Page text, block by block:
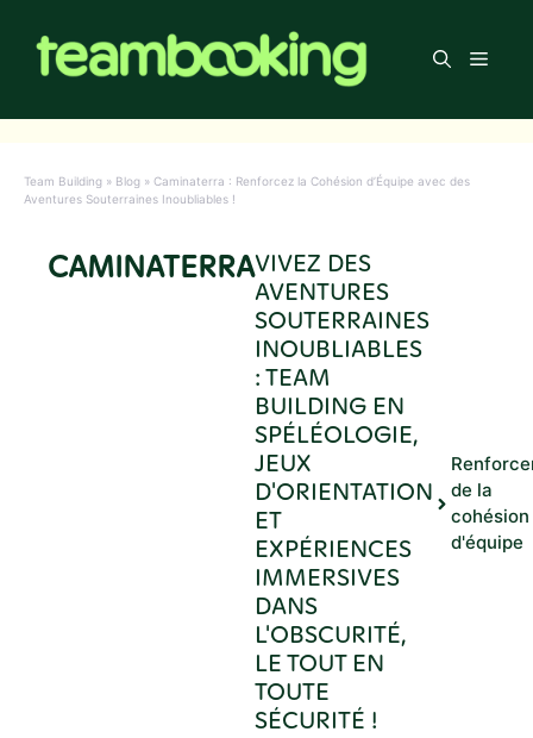
contenu
Menu
Team Building » Blog » Caminaterra : Renforcez la Cohésion d’Équipe avec des
Aventures Souterraines Inoubliables !
CAMINATERRAVIVEZ DES
AVENTURES
SOUTERRAINES
INOUBLIABLES
: TEAM
BUILDING EN
SPÉLÉOLOGIE,
JEUX
D'ORIENTATION
ET
EXPÉRIENCES
IMMERSIVES
DANS
L'OBSCURITÉ,
LE TOUT EN
TOUTE
SÉCURITÉ !
de la
cohésion
d'équipe